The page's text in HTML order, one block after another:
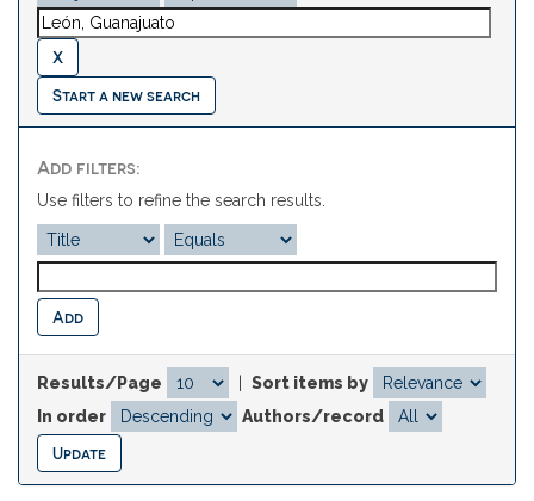
Start a new search
Add filters:
Use filters to refine the search results.
Results/Page
Sort items by
In order
Authors/record